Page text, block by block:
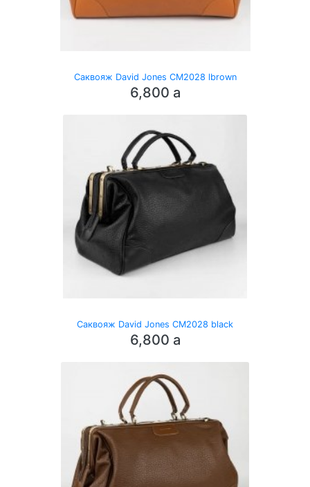
Саквояж David Jones CM2028 lbrown
6,800 a
Саквояж David Jones CM2028 black
6,800 a